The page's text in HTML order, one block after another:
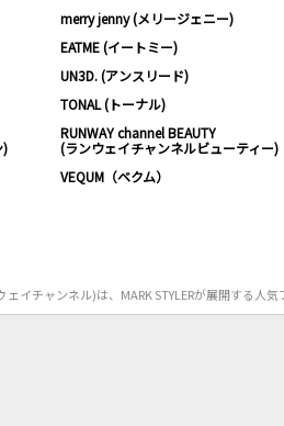
merry jenny (メリージェニー)
EATME (イートミー)
UN3D. (アンスリード)
TONAL (トーナル)
)
RUNWAY channel BEAUTY
(ランウェイチャンネルビューティー)
VEQUM（ベクム）
イチャンネル)は、MARK STYLERが展開する人気